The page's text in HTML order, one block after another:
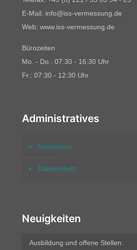
E-Mail: info@iss-vermessung.de
Web: www.iss-vermessung.de
Bürozeiten
Mo. - Do.: 07:30 - 16:30 Uhr
Fr.: 07:30 - 12:30 Uhr
Administratives
Impressum
Datenschutz
Neuigkeiten
Ausbildung und offene Stellen: